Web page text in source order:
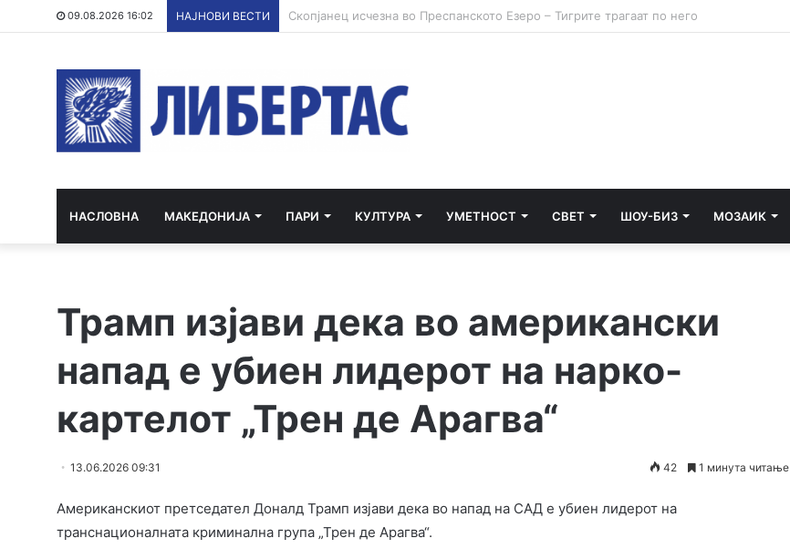
09.08.2026 16:02 НАЈНОВИ ВЕСТИ
НАСЛОВНА МАКЕДОНИЈА ПАРИ КУЛТУРА УМЕТНОСТ СВЕТ ШОУ-БИЗ МОЗАИК
Трамп изјави дека во американски
напад е убиен лидерот на нарко-
картелот „Трен де Арагва“
13.06.2026 09:31 42 1 минута читање
Американскиот претседател Доналд Трамп изјави дека во напад на САД е убиен лидерот на
транснационалната криминална група „Трен де Арагва“.